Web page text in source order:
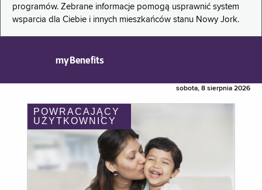
programów. Zebrane informacje pomogą usprawnić system
wsparcia dla Ciebie i innych mieszkańców stanu Nowy Jork.
myBenefits
sobota, 8 sierpnia 2026
POWRACAJĄCY
UŻYTKOWNICY